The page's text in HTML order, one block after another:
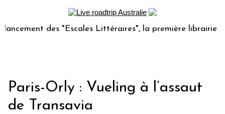
des "Escales Littéraires", la première librairie du
Paris-Orly : Vueling à l’assaut
de Transavia